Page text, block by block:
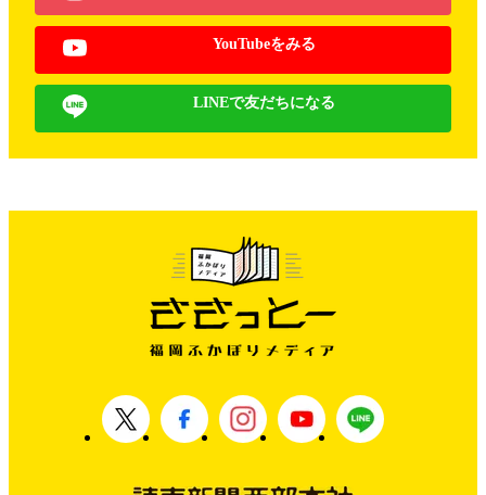
YouTubeをみる
LINEで友だちになる